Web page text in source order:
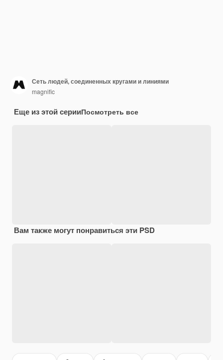
Сеть людей, соединенных кругами и линиями
magnific
Еще из этой серииПосмотреть все
Вам также могут понравиться эти PSD